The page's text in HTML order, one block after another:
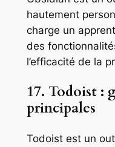
hautement
charge un
des
l’efficacité de la
17. Todoist :
principales
Todoist est un